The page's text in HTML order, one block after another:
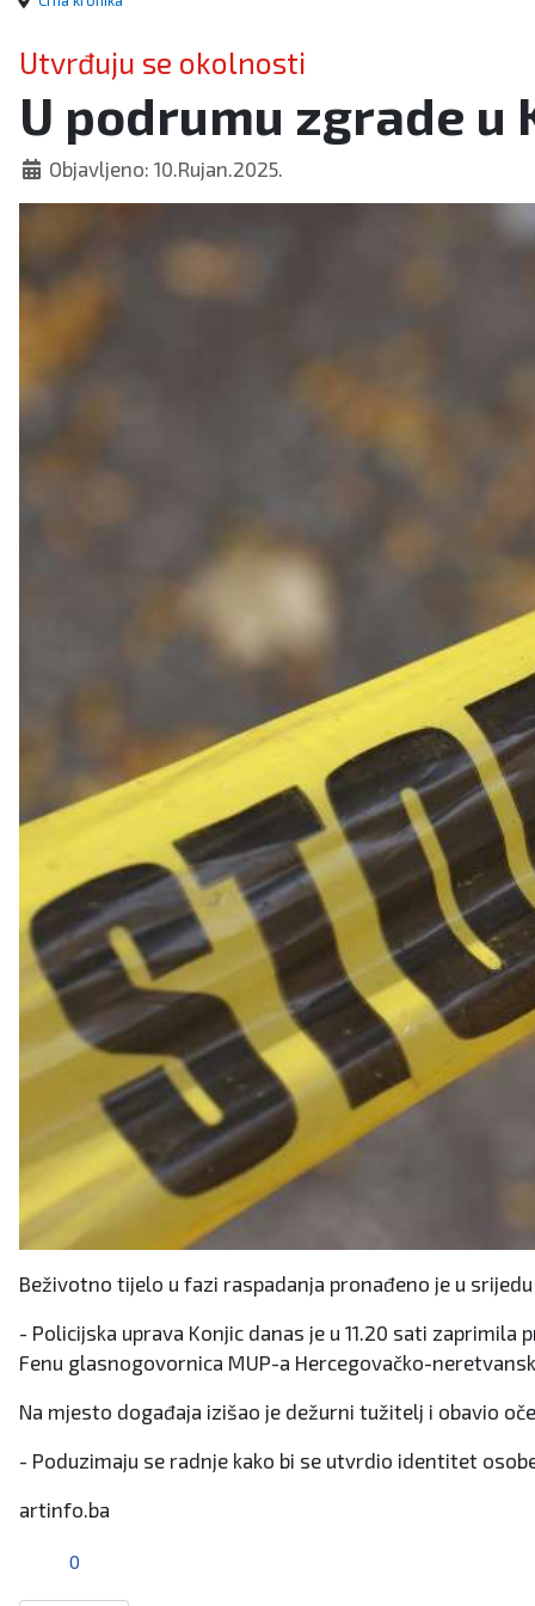
Utvrđuju se okolnosti
U podrumu zgrade
Objavljeno: 10.Rujan.2025.
Beživotno tijelo u fazi raspadanja pronađeno je u
- Policijska uprava Konjic danas je u 11.20 sati
Fenu glasnogovornica MUP-a Hercegovačko-
Na mjesto događaja izišao je dežurni tužitelj i obavio
- Poduzimaju se radnje kako bi se utvrdio identitet
artinfo.ba
0